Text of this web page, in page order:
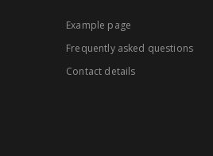
Example page
Frequently asked questions
Contact details